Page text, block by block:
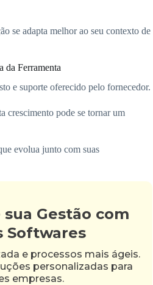
se adapta melhor ao seu contexto de
da Ferramenta
e suporte oferecido pelo fornecedor.
crescimento pode se tornar um
evolua junto com suas
Gestão com
Softwares
e processos mais ágeis.
personalizadas para
empresas.